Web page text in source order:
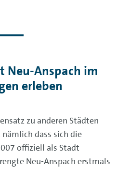
Neu-Anspach im
erleben
zu anderen Städten
dass sich die
offiziell als Stadt
Neu-Anspach erstmals